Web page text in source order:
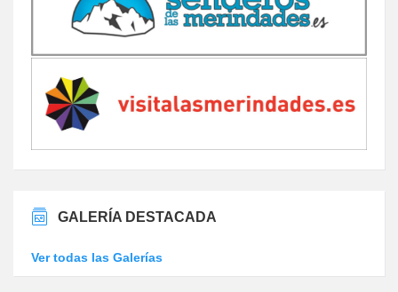
GALERÍA DESTACADA
Ver todas las Galerías